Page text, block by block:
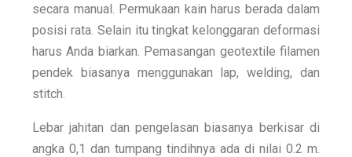
secara manual. Permukaan kain harus berada dalam
posisi rata. Selain itu tingkat kelonggaran deformasi
harus Anda biarkan. Pemasangan geotextile filamen
pendek biasanya menggunakan lap, welding, dan
stitch.
Lebar jahitan dan pengelasan biasanya berkisar di
angka 0,1 dan tumpang tindihnya ada di nilai 0.2 m.